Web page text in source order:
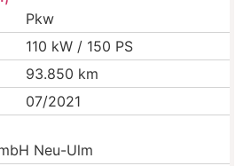
Pkw
110 kW / 150 PS
93.850 km
07/2021
Neu-Ulm